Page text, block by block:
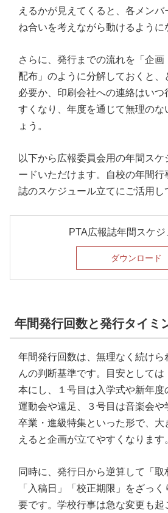
えるかが見えてくると、各メン
ね合いを考えながら動けるように
さらに、発行までの流れを「企画
配布」のように分解しておくと
必要か、印刷会社への連絡はい
すくなり、年度を通じて無理のな
ょう。
以下から広報委員会用の年間スケ
ードいただけます。自校の年間行
誌のスケジュール立てにご活用し
PTA広報誌年間スケジ
ダウンロード
年間発行回数と発行タイミ
年間発行回数は、無理なく続け
んの判断基準です。目安としては
本にし、１号目は入学式や新年度
運動会や遠足、３号目は音楽会や
卒業・進級特集といった形で、
えると企画が立てやすくなります
同時に、発行日から逆算して「取
「入稿日」「校正期限」をざっ
要です。学校行事は急な変更も